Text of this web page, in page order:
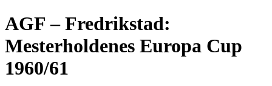
AGF – Fredrikstad:
Mesterholdenes Europa Cup
1960/61